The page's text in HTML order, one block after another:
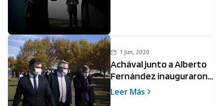
1 Jun, 2020
Achával junto a Alberto
Fernández inauguraron
el Hospital Solidario del
Leer Más